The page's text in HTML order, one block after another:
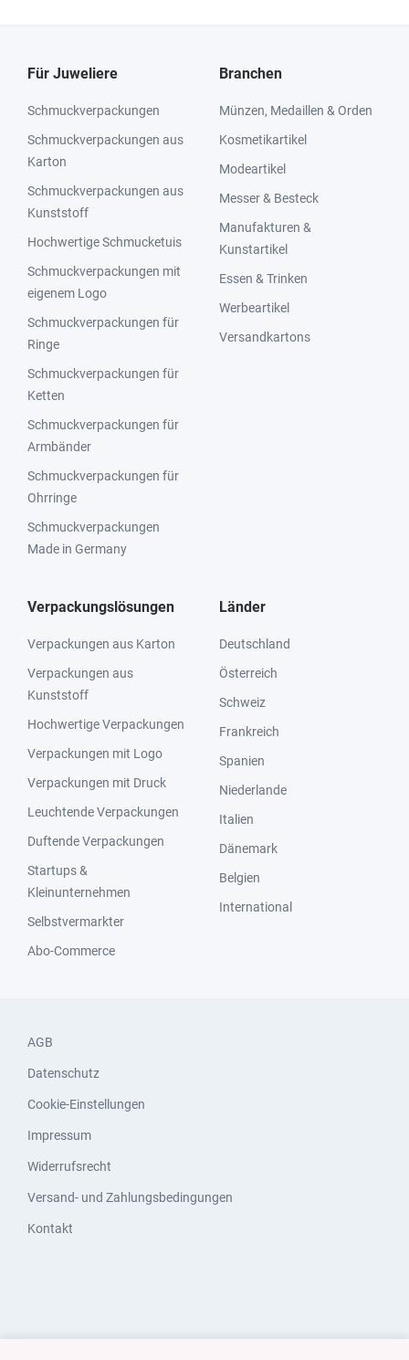
Für Juweliere
Schmuckverpackungen
Schmuckverpackungen aus
Karton
Schmuckverpackungen aus
Kunststoff
Hochwertige Schmucketuis
Schmuckverpackungen mit
eigenem Logo
Schmuckverpackungen für
Ringe
Schmuckverpackungen für
Ketten
Schmuckverpackungen für
Armbänder
Schmuckverpackungen für
Ohrringe
Schmuckverpackungen
Made in Germany
Branchen
Münzen, Medaillen & Orden
Kosmetikartikel
Modeartikel
Messer & Besteck
Manufakturen &
Kunstartikel
Essen & Trinken
Werbeartikel
Versandkartons
Verpackungslösungen
Verpackungen aus Karton
Verpackungen aus
Kunststoff
Hochwertige Verpackungen
Verpackungen mit Logo
Verpackungen mit Druck
Leuchtende Verpackungen
Duftende Verpackungen
Startups &
Kleinunternehmen
Selbstvermarkter
Abo-Commerce
Länder
Deutschland
Österreich
Schweiz
Frankreich
Spanien
Niederlande
Italien
Dänemark
Belgien
International
AGB
Datenschutz
Cookie-Einstellungen
Impressum
Widerrufsrecht
Versand- und Zahlungsbedingungen
Kontakt